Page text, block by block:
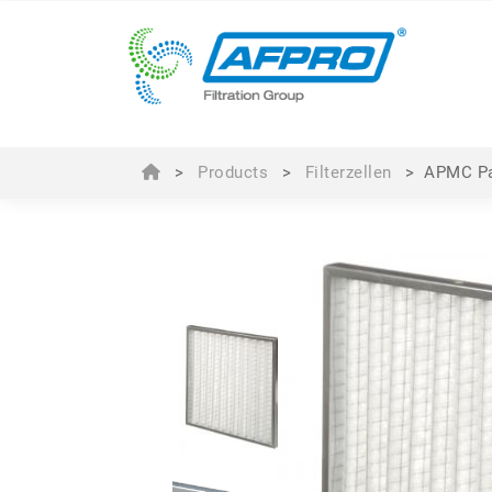
> Products > Filterzellen > APMC